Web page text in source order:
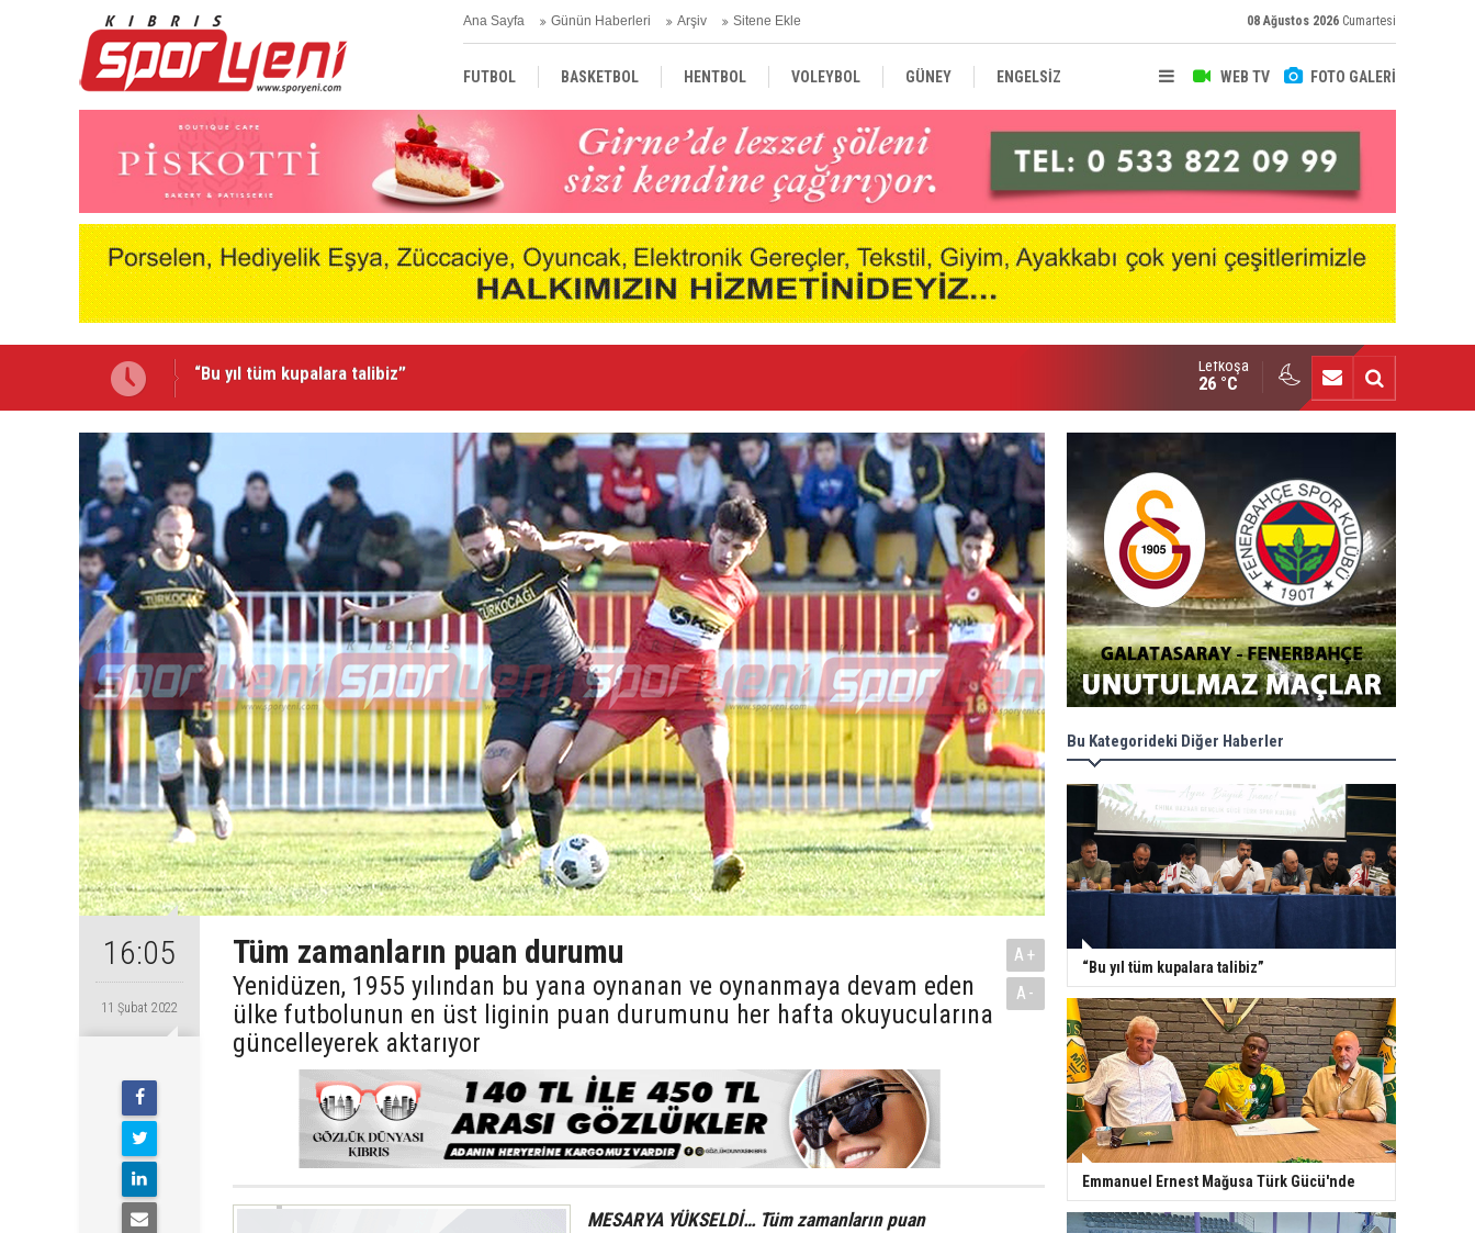
Ana Sayfa Günün Haberleri Arşiv Sitene Ekle 08 Ağustos 2026 Cumartesi
WEB TV FOTO GALERİ
FUTBOL BASKETBOL HENTBOL VOLEYBOL GÜNEY ENGELSİZ
TÜRKİYE AVRUPA DÜNYA
Emmanuel Ernest Mağusa Türk Gücü'nde
Lefkoşa
26 °C
16:05
11 Şubat 2022
Tüm zamanların puan durumu
Yenidüzen, 1955 yılından bu yana oynanan ve oynanmaya devam eden
ülke futbolunun en üst liginin puan durumunu her hafta okuyucularına
güncelleyerek aktarıyor
A+
A-
MESARYA YÜKSELDİ… Tüm zamanların puan
Bu Kategorideki Diğer Haberler
“Bu yıl tüm kupalara talibiz”
Emmanuel Ernest Mağusa Türk Gücü'nde